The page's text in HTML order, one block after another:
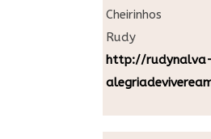
Cheirinhos
Rudy
http://